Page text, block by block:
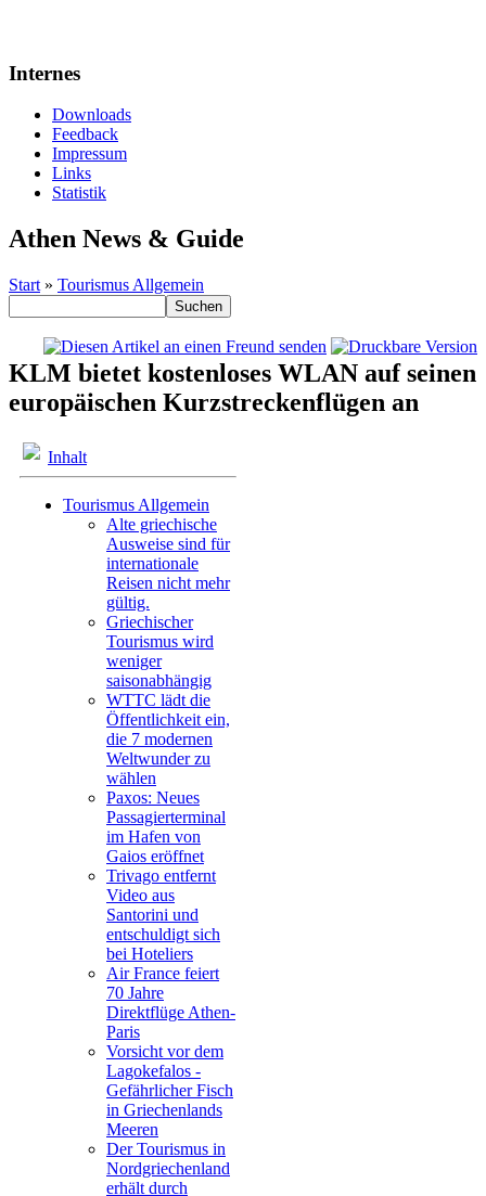
Internes
Downloads
Feedback
Impressum
Links
Statistik
Athen News & Guide
Start » Tourismus Allgemein
KLM bietet kostenloses WLAN auf seinen
europäischen Kurzstreckenflügen an
Inhalt
Tourismus Allgemein
Alte griechische
Ausweise sind für
internationale
Reisen nicht mehr
gültig.
Griechischer
Tourismus wird
weniger
saisonabhängig
WTTC lädt die
Öffentlichkeit ein,
die 7 modernen
Weltwunder zu
wählen
Paxos: Neues
Passagierterminal
im Hafen von
Gaios eröffnet
Trivago entfernt
Video aus
Santorini und
entschuldigt sich
bei Hoteliers
Air France feiert
70 Jahre
Direktflüge Athen-
Paris
Vorsicht vor dem
Lagokefalos -
Gefährlicher Fisch
in Griechenlands
Meeren
Der Tourismus in
Nordgriechenland
erhält durch